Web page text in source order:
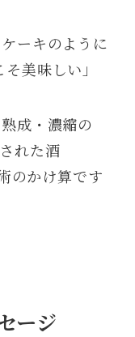
ーキのように
美味しい」
成・濃縮の
れた酒
のかけ算です
ージ